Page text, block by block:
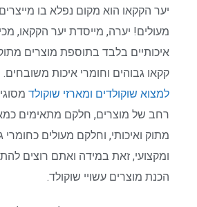
יער הקקאו הוא מקום נפלא בו מייצרים
מעולים! יערה, מייסדת יער הקקאו,
איכותיים בלבד בתוספת מוצרים
קקאו גבוהים וחומרי איכות משובחים.
למצוא שוקולדים ומארזי שוקולדמסוגים
רחב של מוצרים, חלקם מתאימים
מתוק ואיכותי, וחלקם מעולים כחומרי
ומקצועי, זאת במידה ואתם רוצים
הכנת מוצרים עשויי שוקולד.